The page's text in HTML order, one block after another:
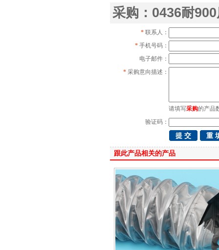
采购：0436耐
* 联系人：
* 手机号码：
电子邮件：
* 采购意向描述：
请填写采购的产品
验证码：
跟此产品相关的产品